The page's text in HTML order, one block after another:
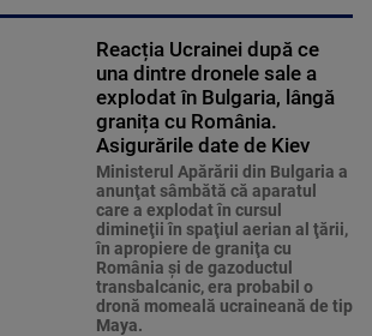
Reacția Ucrainei după ce
una dintre dronele sale a
explodat în Bulgaria, lângă
granița cu România.
Asigurările date de Kiev
Ministerul Apărării din Bulgaria a
anunţat sâmbătă că aparatul
care a explodat în cursul
dimineţii în spaţiul aerian al ţării,
în apropiere de graniţa cu
România şi de gazoductul
transbalcanic, era probabil o
dronă momeală ucraineană de tip
Maya.